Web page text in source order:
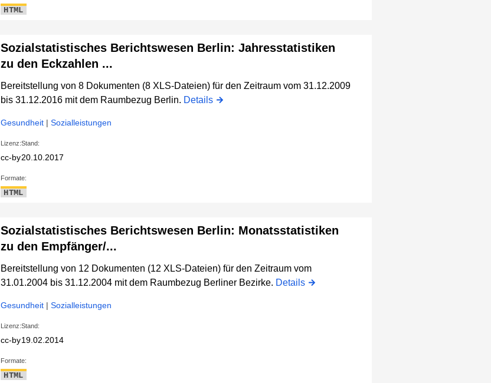
HTML
Sozialstatistisches Berichtswesen Berlin: Jahresstatistiken
zu den Eckzahlen ...
Bereitstellung von 8 Dokumenten (8 XLS-Dateien) für den Zeitraum vom 31.12.2009
bis 31.12.2016 mit dem Raumbezug Berlin. Details
Gesundheit |Sozialleistungen
Lizenz:
cc-by
Stand:
20.10.2017
Formate:
HTML
Sozialstatistisches Berichtswesen Berlin: Monatsstatistiken
zu den Empfänger/...
Bereitstellung von 12 Dokumenten (12 XLS-Dateien) für den Zeitraum vom
31.01.2004 bis 31.12.2004 mit dem Raumbezug Berliner Bezirke. Details
Gesundheit |Sozialleistungen
Lizenz:
cc-by
Stand:
19.02.2014
Formate:
HTML